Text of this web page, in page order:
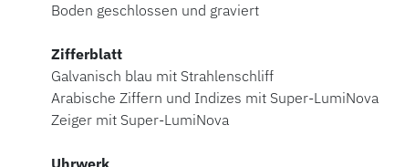
Boden geschlossen und graviert
Zifferblatt
Galvanisch blau mit Strahlenschliff
Arabische Ziffern und Indizes mit Super-LumiNova
Zeiger mit Super-LumiNova
Uhrwerk